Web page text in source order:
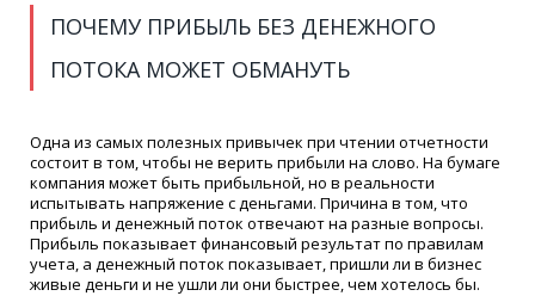
ПОЧЕМУ ПРИБЫЛЬ БЕЗ ДЕНЕЖНОГО
ПОТОКА МОЖЕТ ОБМАНУТЬ
Одна из самых полезных привычек при чтении отчетности
состоит в том, чтобы не верить прибыли на слово. На бумаге
компания может быть прибыльной, но в реальности
испытывать напряжение с деньгами. Причина в том, что
прибыль и денежный поток отвечают на разные вопросы.
Прибыль показывает финансовый результат по правилам
учета, а денежный поток показывает, пришли ли в бизнес
живые деньги и не ушли ли они быстрее, чем хотелось бы.